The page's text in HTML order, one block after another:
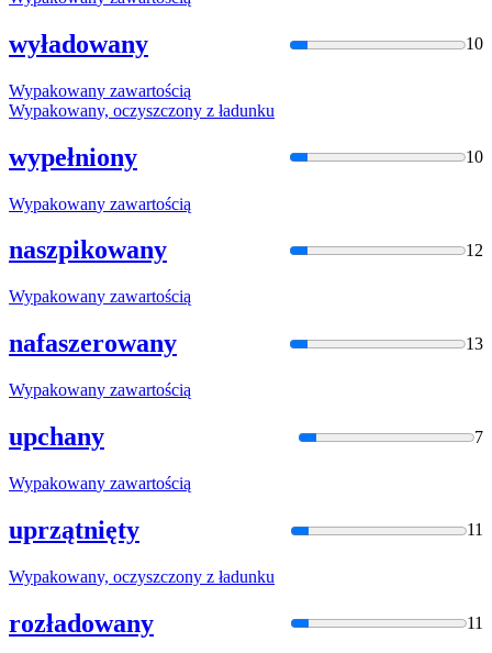
wyładowany 10
Wypakowany zawartością
Wypakowany, oczyszczony z ładunku
wypełniony 10
Wypakowany zawartością
naszpikowany 12
Wypakowany zawartością
nafaszerowany 13
Wypakowany zawartością
upchany 7
Wypakowany zawartością
uprzątnięty 11
Wypakowany, oczyszczony z ładunku
rozładowany 11